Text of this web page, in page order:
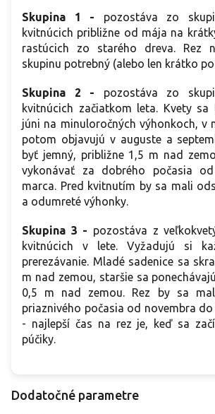
Skupina 1 - pozostáva zo
kvitnúcich približne od mája na
rastúcich zo starého dreva. Rez
skupinu potrebný (alebo len krátko
Skupina 2 - pozostáva zo
kvitnúcich začiatkom leta. Kvety
júni na minuloročných výhonkoch, v
potom objavujú v auguste a
byť jemný, približne 1,5 m nad
vykonávať za dobrého počasia
marca. Pred kvitnutím by sa mali
a odumreté výhonky.
Skupina 3 - pozostáva z
kvitnúcich v lete. Vyžadujú si
prerezávanie. Mladé sadenice sa
m nad zemou, staršie sa
0,5 m nad zemou. Rez by sa
priaznivého počasia od novembra
- najlepší čas na rez je, keď sa
púčiky.
Dodatočné parametre